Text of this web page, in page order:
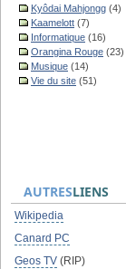
Kyôdai Mahjongg (4)
Kaamelott (7)
Informatique (16)
Orangina Rouge (23)
Musique (14)
Vie du site (51)
AUTRESLIENS
Wikipedia
Canard PC
Geos TV (RIP)